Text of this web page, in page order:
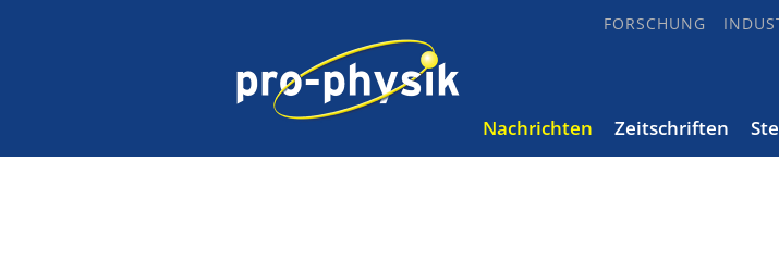
FORSCHUNG
Nachrichten Zeitschriften